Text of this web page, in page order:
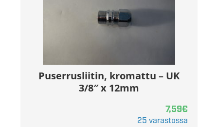
Puserrusliitin, kromattu – UK
3/8″ x 12mm
7,59€
25 varastossa